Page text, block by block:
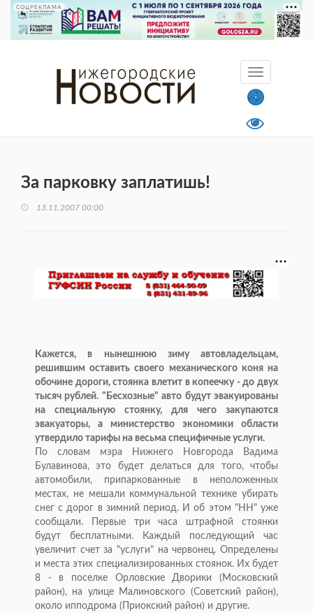
СОЦРЕКЛАМА
За парковку заплатишь!
13.11.2007 00:00
Кажется, в нынешнюю зиму автовладельцам,
решившим оставить своего механического коня на
обочине дороги, стоянка влетит в копеечку - до двух
тысяч рублей. "Бесхозные" авто будут эвакуированы
на специальную стоянку, для чего закупаются
эвакуаторы, а министерство экономики области
утвердило тарифы на весьма специфичные услуги.
По словам мэра Нижнего Новгорода Вадима
Булавинова, это будет делаться для того, чтобы
автомобили, припаркованные в неположенных
местах, не мешали коммунальной технике убирать
снег с дорог в зимний период. И об этом "НН" уже
сообщали. Первые три часа штрафной стоянки
будут бесплатными. Каждый последующий час
увеличит счет за "услуги" на червонец. Определены
и места этих специализированных стоянок. Их будет
8 - в поселке Орловские Дворики (Московский
район), на улице Малиновского (Советский район),
около ипподрома (Приокский район) и другие.